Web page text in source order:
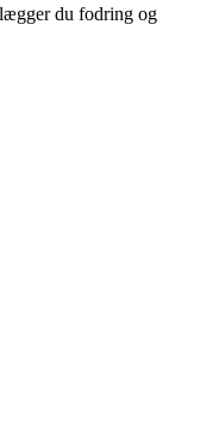
du fodring og